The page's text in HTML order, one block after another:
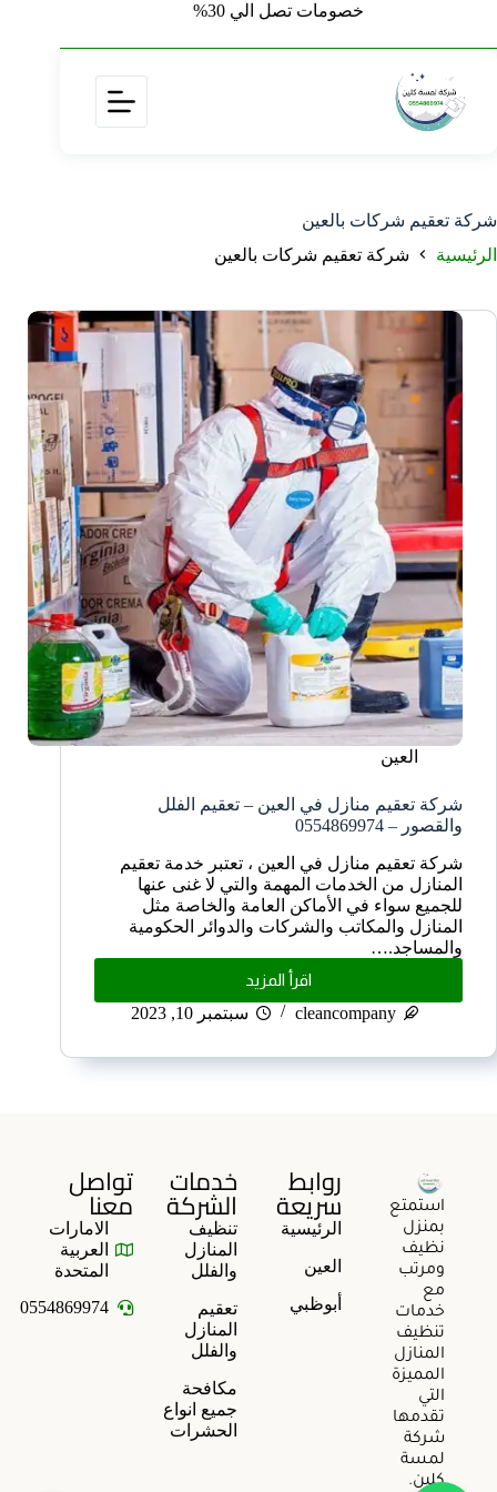
خصومات تصل الي 30%
شركة تعقيم شركات بالعين
الرئيسية
شركة تعقيم شركات بالعين
العين
شركة تعقيم منازل في العين – تعقيم الفلل
والقصور – 0554869974
شركة تعقيم منازل في العين ، تعتبر خدمة تعقيم
المنازل من الخدمات المهمة والتي لا غنى عنها
للجميع سواء في الأماكن العامة والخاصة مثل
المنازل والمكاتب والشركات والدوائر الحكومية
والمساجد.…
اقرأ المزيد
cleancompany
سبتمبر 10, 2023
استمتع
بمنزل
نظيف
ومرتب
مع
خدمات
تنظيف
المنازل
المميزة
التي
تقدمها
شركة
لمسة
كلين.
روابط
سريعة
الرئيسية
العين
أبوظبي
خدمات
الشركة
تنظيف
المنازل
والفلل
تعقيم
المنازل
والفلل
مكافحة
جميع انواع
الحشرات
تواصل
معناالامارات
العربية
المتحدة
0554869974